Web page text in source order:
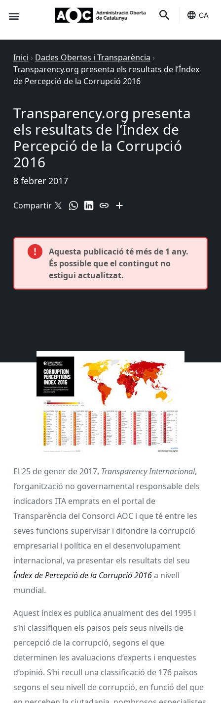
CA
Inici › Dades Obertes i Transparència ›
Transparency.org presenta els resultats de l’Índex
de Percepció de la Corrupció 2016
Transparency.org presenta
els resultats de l’Índex de
Percepció de la Corrupció
2016
8 febrer 2017
Compartir
Aquesta publicació té més de 1 any.
És possible que el contingut no
estigui actualitzat.
El 25 de gener de 2017, Transparency Internacional,
l’organització no governamental responsable dels
indicadors ITA emprats en el portal de
Transparència del Consorci AOC i que té entre les
seves funcions supervisar i difondre la corrupció
empresarial i política en el desenvolupament
internacional, va presentar els resultats del seu
Índex de Percepció de la Corrupció 2016a nivell
mundial.
Aquest índex es publica anualment des del 1995 i
s’hi classifiquen els països pels seus nivells de
percepció de la corrupció, segons el que
determinen les avaluacions d’experts i enquestes
d’opinió. S’hi recull una classificació de 176 països
segons el seu nivell de corrupció, en funció del que